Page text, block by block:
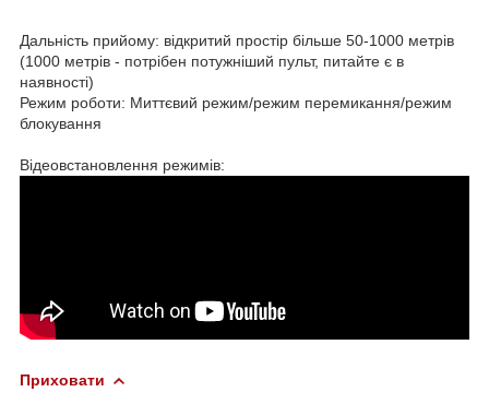
Дальність прийому: відкритий простір більше 50-1000 метрів
(1000 метрів - потрібен потужніший пульт, питайте є в
наявності)
Режим роботи: Миттєвий режим/режим перемикання/режим
блокування
Відеовстановлення режимів:
Приховати